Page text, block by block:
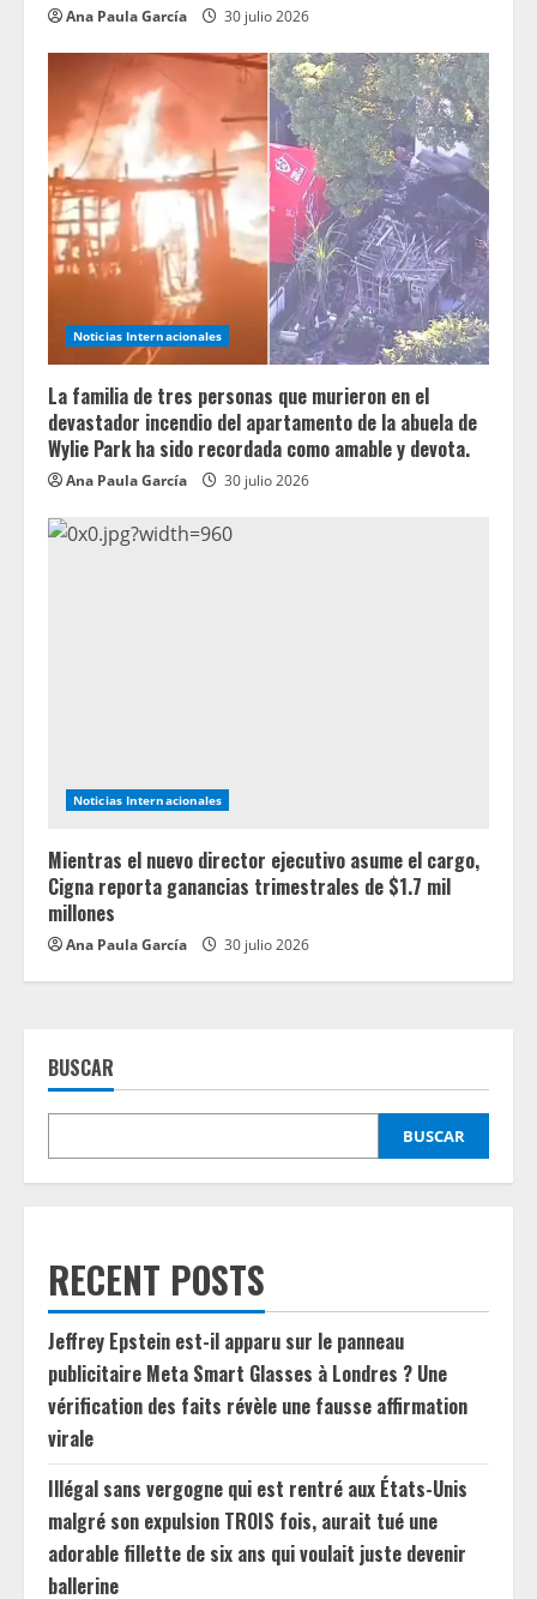
Ana Paula García 30 julio 2026
Noticias Internacionales
La familia de tres personas que murieron en el
devastador incendio del apartamento de la abuela de
Wylie Park ha sido recordada como amable y devota.
Ana Paula García 30 julio 2026
Noticias Internacionales
Mientras el nuevo director ejecutivo asume el cargo,
Cigna reporta ganancias trimestrales de $1.7 mil
millones
Ana Paula García 30 julio 2026
BUSCAR
BUSCAR
RECENT POSTS
Jeffrey Epstein est-il apparu sur le panneau
publicitaire Meta Smart Glasses à Londres ? Une
vérification des faits révèle une fausse affirmation
virale
Illégal sans vergogne qui est rentré aux États-Unis
malgré son expulsion TROIS fois, aurait tué une
adorable fillette de six ans qui voulait juste devenir
ballerine